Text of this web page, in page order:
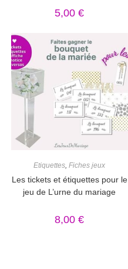
5,00€
Etiquettes ,Fiches jeux
Les tickets et étiquettes pour le
jeu de L’urne du mariage
8,00€